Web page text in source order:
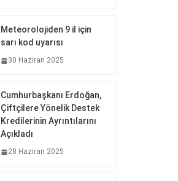
Meteorolojiden 9 il için
sarı kod uyarısı
30 Haziran 2025
Cumhurbaşkanı Erdoğan,
Çiftçilere Yönelik Destek
Kredilerinin Ayrıntılarını
Açıkladı
28 Haziran 2025